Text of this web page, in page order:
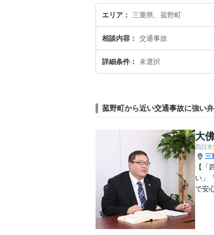
エリア 三重県、菰野町
相談内容 交通事故
詳細条件 未選択
菰野町から近い交通事故に強い
大
四日
三
【
い」
で安